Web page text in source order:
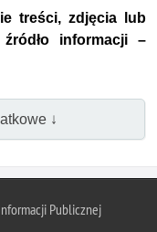
treści, zdjęcia lub
informacji –
↓
Publicznej